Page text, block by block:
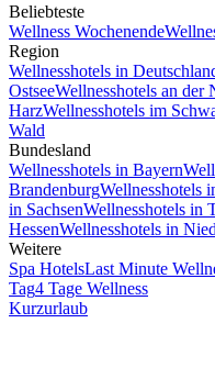
Beliebteste
Wellness Wochenende
Region
Wellnesshotels in
OstseeWellnesshotels an der
HarzWellnesshotels im
Wald
Bundesland
Wellnesshotels in Bayern
BrandenburgWellnesshotels
in SachsenWellnesshotels in
HessenWellnesshotels in
Weitere
Spa HotelsLast Minute
Tag4 Tage Wellness
Kurzurlaub